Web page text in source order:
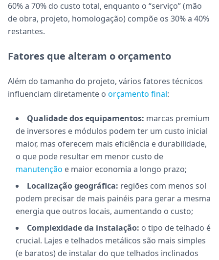
60% a 70% do custo total, enquanto o “serviço” (mão
de obra, projeto, homologação) compõe os 30% a 40%
restantes.
Fatores que alteram o orçamento
Além do tamanho do projeto, vários fatores técnicos
influenciam diretamente o orçamento final:
Qualidade dos equipamentos: marcas premium
de inversores e módulos podem ter um custo inicial
maior, mas oferecem mais eficiência e durabilidade,
o que pode resultar em menor custo de
manutenção e maior economia a longo prazo;
Localização geográfica: regiões com menos sol
podem precisar de mais painéis para gerar a mesma
energia que outros locais, aumentando o custo;
Complexidade da instalação: o tipo de telhado é
crucial. Lajes e telhados metálicos são mais simples
(e baratos) de instalar do que telhados inclinados